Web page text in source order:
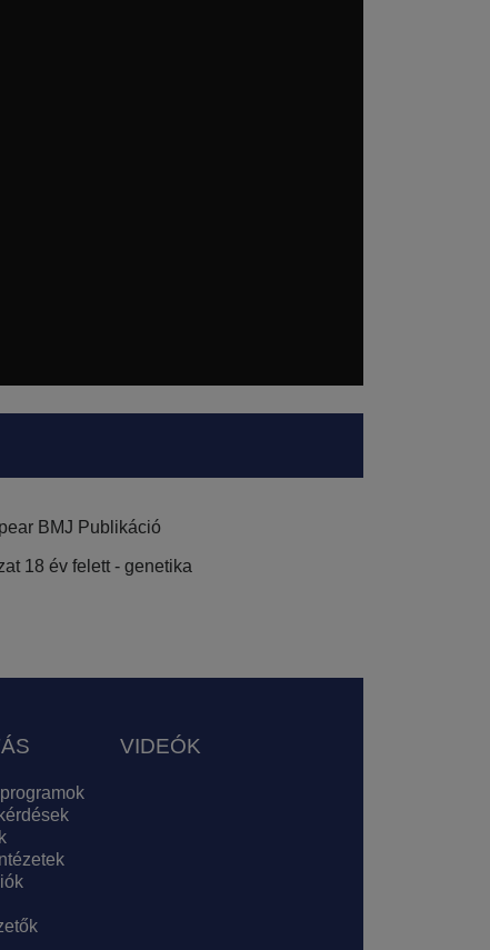
BMJ Publikáció
18 év felett - genetika
VIDEÓK